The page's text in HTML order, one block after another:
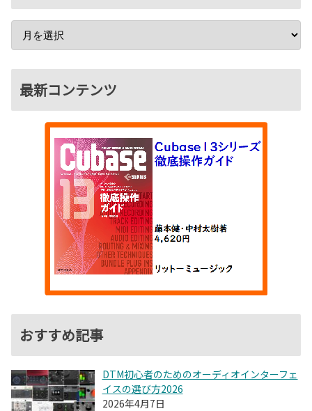
最新コンテンツ
おすすめ記事
DTM初心者のためのオーディオインターフェ
イスの選び方2026
2026年4月7日